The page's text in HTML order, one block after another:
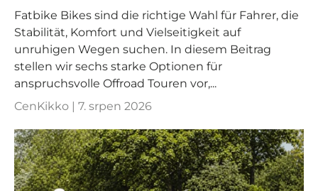
Fatbike Bikes sind die richtige Wahl für Fahrer, die
Stabilität, Komfort und Vielseitigkeit auf
unruhigen Wegen suchen. In diesem Beitrag
stellen wir sechs starke Optionen für
anspruchsvolle Offroad Touren vor,...
CenKikko | 7. srpen 2026